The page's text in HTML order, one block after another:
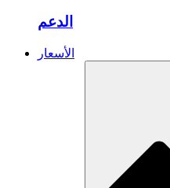
الدعم
الأسعار